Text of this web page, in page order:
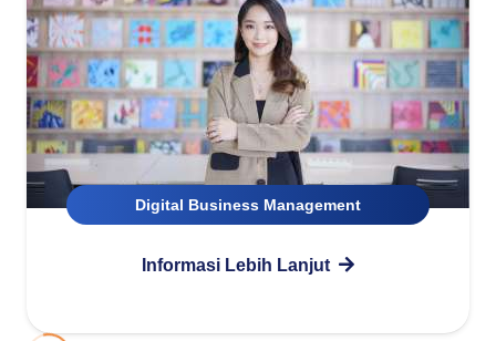
Digital Business Management
Informasi Lebih Lanjut